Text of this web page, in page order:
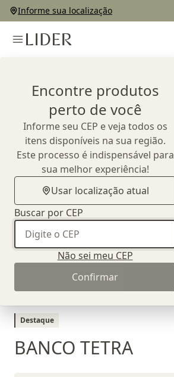
Informe sua localização
Encontre produtos
perto de você
Informe seu CEP e veja todos os
itens disponíveis na sua região.
Este processo é indispensável para
sua melhor experiência!
Usar localização atual
Buscar por CEP
Não sei meu CEP
Confirmar
Destaque
BANCO TETRA